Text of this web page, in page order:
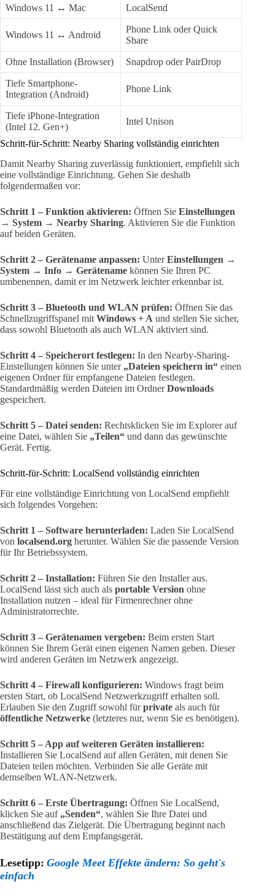
Windows 11 ↔ Mac LocalSend
Windows 11 ↔ Android
Phone Link oder Quick
Share
Ohne Installation (Browser) Snapdrop oder PairDrop
Tiefe Smartphone-
Integration (Android)
Phone Link
Tiefe iPhone-Integration
(Intel 12. Gen+)
Intel Unison
Schritt-für-Schritt: Nearby Sharing vollständig einrichten
Damit Nearby Sharing zuverlässig funktioniert, empfiehlt sich
eine vollständige Einrichtung. Gehen Sie deshalb
folgendermaßen vor:
Schritt 1 – Funktion aktivieren: Öffnen Sie Einstellungen
→ System → Nearby Sharing. Aktivieren Sie die Funktion
auf beiden Geräten.
Schritt 2 – Gerätename anpassen: UnterEinstellungen →
System → Info → Gerätename können Sie Ihren PC
umbenennen, damit er im Netzwerk leichter erkennbar ist.
Schritt 3 – Bluetooth und WLAN prüfen: Öffnen Sie das
Schnellzugriffspanel mit Windows + A und stellen Sie sicher,
dass sowohl Bluetooth als auch WLAN aktiviert sind.
Schritt 4 – Speicherort festlegen: In den Nearby-Sharing-
Einstellungen können Sie unter „Dateien speichern in“ einen
eigenen Ordner für empfangene Dateien festlegen.
Standardmäßig werden Dateien im OrdnerDownloads
gespeichert.
Schritt 5 – Datei senden: Rechtsklicken Sie im Explorer auf
eine Datei, wählen Sie „Teilen“ und dann das gewünschte
Gerät. Fertig.
Schritt-für-Schritt: LocalSend vollständig einrichten
Für eine vollständige Einrichtung von LocalSend empfiehlt
sich folgendes Vorgehen:
Schritt 1 – Software herunterladen: Laden Sie LocalSend
von localsend.org herunter. Wählen Sie die passende Version
für Ihr Betriebssystem.
Schritt 2 – Installation: Führen Sie den Installer aus.
LocalSend lässt sich auch als portable Version ohne
Installation nutzen – ideal für Firmenrechner ohne
Administratorrechte.
Schritt 3 – Gerätenamen vergeben: Beim ersten Start
können Sie Ihrem Gerät einen eigenen Namen geben. Dieser
wird anderen Geräten im Netzwerk angezeigt.
Schritt 4 – Firewall konfigurieren: Windows fragt beim
ersten Start, ob LocalSend Netzwerkzugriff erhalten soll.
Erlauben Sie den Zugriff sowohl fürprivate als auch für
öffentliche Netzwerke (letzteres nur, wenn Sie es benötigen).
Schritt 5 – App auf weiteren Geräten installieren:
Installieren Sie LocalSend auf allen Geräten, mit denen Sie
Dateien teilen möchten. Verbinden Sie alle Geräte mit
demselben WLAN-Netzwerk.
Schritt 6 – Erste Übertragung: Öffnen Sie LocalSend,
klicken Sie auf „Senden“, wählen Sie Ihre Datei und
anschließend das Zielgerät. Die Übertragung beginnt nach
Bestätigung auf dem Empfangsgerät.
Lesetipp: Google Meet Effekte ändern: So geht's
einfach